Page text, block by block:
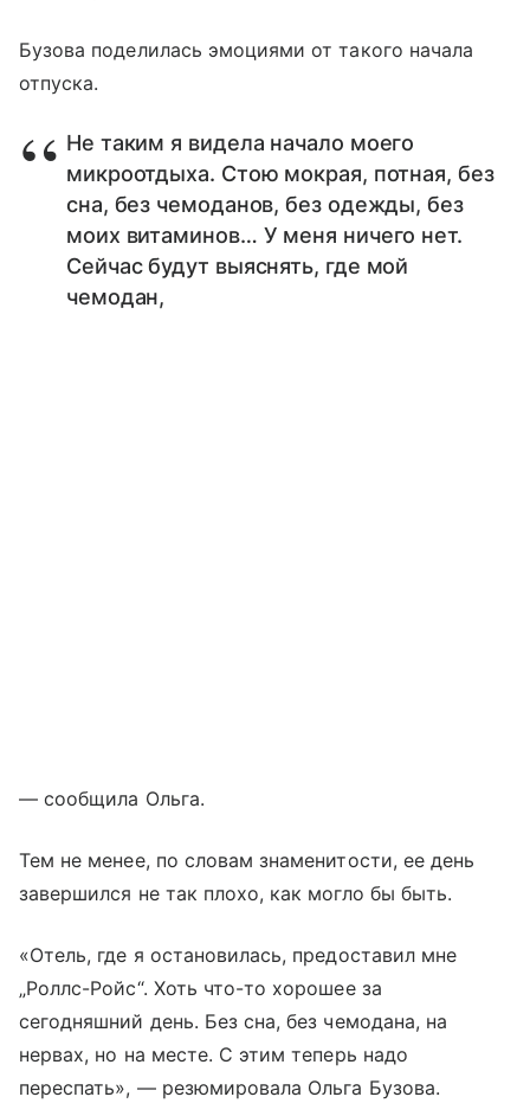
Бузова поделилась эмоциями от такого начала
отпуска.
Не таким я видела начало моего
микроотдыха. Стою мокрая, потная, без
сна, без чемоданов, без одежды, без
моих витаминов… У меня ничего нет.
Сейчас будут выяснять, где мой
чемодан,
— сообщила Ольга.
Тем не менее, по словам знаменитости, ее день
завершился не так плохо, как могло бы быть.
«Отель, где я остановилась, предоставил мне
„Роллс-Ройс“. Хоть что-то хорошее за
сегодняшний день. Без сна, без чемодана, на
нервах, но на месте. С этим теперь надо
переспать», — резюмировала Ольга Бузова.